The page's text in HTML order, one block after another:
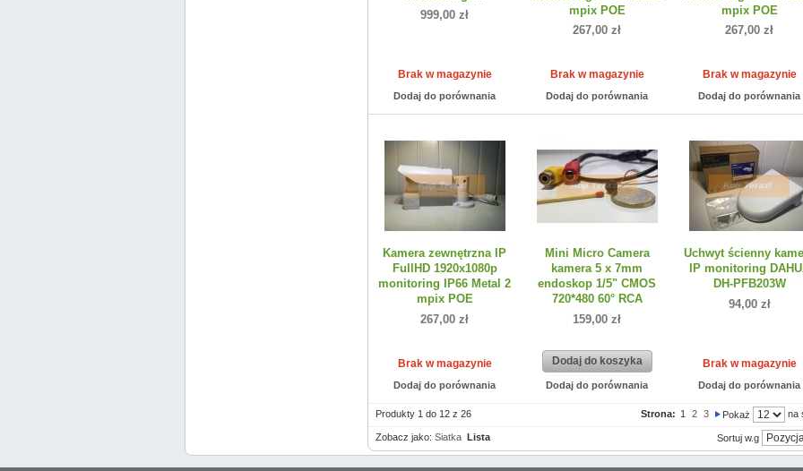
999,00 zł
Brak w magazynie
Dodaj do porównania
mpix POE
267,00 zł
Brak w magazynie
Dodaj do porównania
mpix POE
267,00 zł
Brak w magazynie
Dodaj do porównania
Kamera zewnętrzna IP
FullHD 1920x1080p
monitoring IP66 Metal 2
mpix POE
267,00 zł
Brak w magazynie
Dodaj do porównania
Mini Micro Camera
kamera 5 x 7mm
endoskop 1/5" CMOS
720*480 60° RCA
159,00 zł
Dodaj do koszyka
Dodaj do porównania
Uchwyt ścienny
IP monitoring
DH-PFB203W
94,00 zł
Brak w magazynie
Dodaj do porównania
Produkty 1 do 12 z 26 Pokaż na
Strona: 1 2 3
Zobacz jako: Siatka Lista Sortuj w.g